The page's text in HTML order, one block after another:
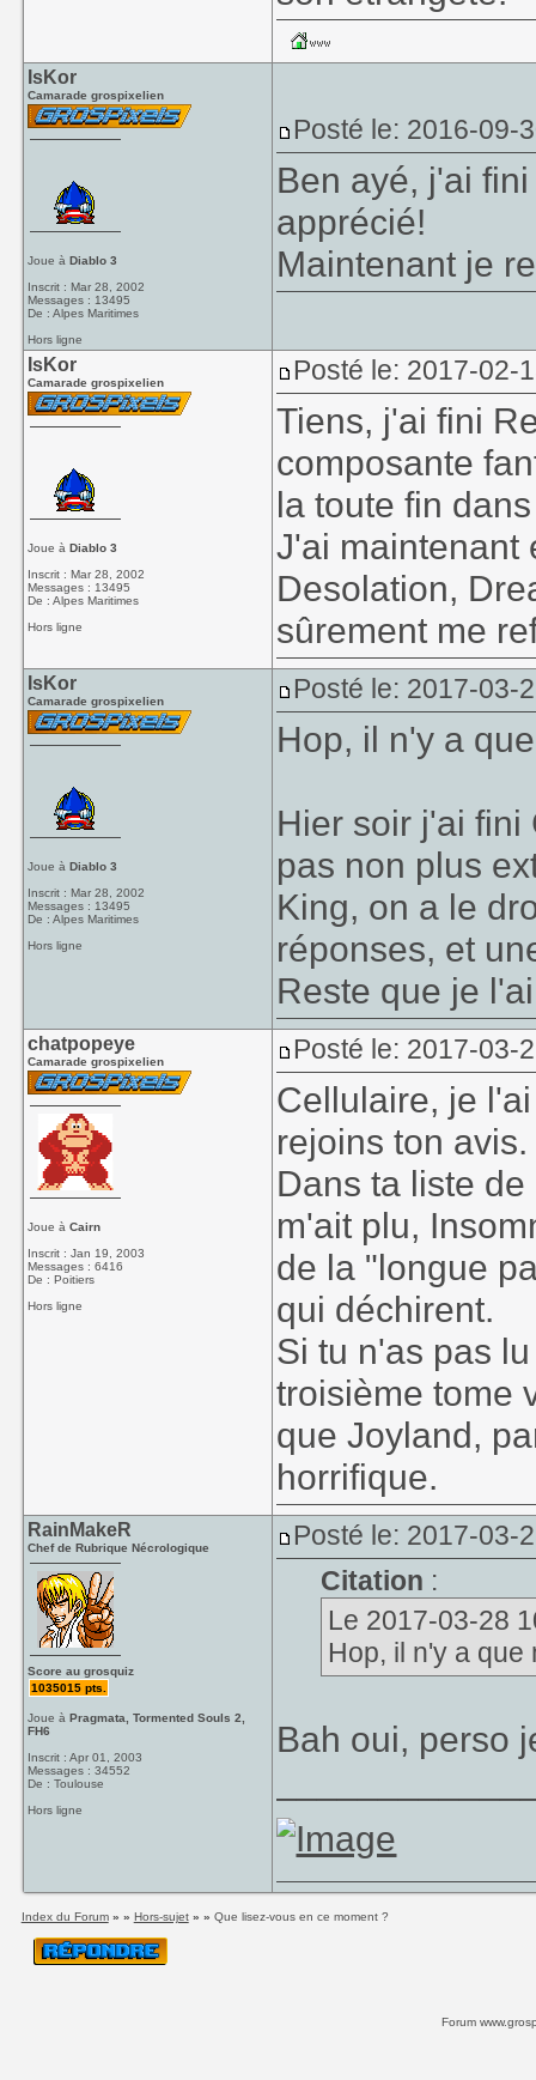
IsKor
Camarade grospixelien
Joue àDiablo 3
Inscrit : Mar 28, 2002
Messages : 13495
De : Alpes Maritimes
Hors ligne
Posté le: 2016-09-
Ben ayé, j'ai
apprécié!
Maintenant je
IsKor
Camarade grospixelien
Joue àDiablo 3
Inscrit : Mar 28, 2002
Messages : 13495
De : Alpes Maritimes
Hors ligne
Posté le: 2017-02-
Tiens, j'ai fini
composante
la toute fin
J'ai maintenant
Desolation,
sûrement me
IsKor
Camarade grospixelien
Joue àDiablo 3
Inscrit : Mar 28, 2002
Messages : 13495
De : Alpes Maritimes
Hors ligne
Posté le: 2017-03-
Hop, il n'y a
Hier soir j'ai fini
pas non plus
King, on a le
réponses, et
Reste que je
chatpopeye
Camarade grospixelien
Joue àCairn
Inscrit : Jan 19, 2003
Messages : 6416
De : Poitiers
Hors ligne
Posté le: 2017-03-
Cellulaire, je
rejoins ton avis.
Dans ta liste
m'ait plu,
de la "longue
qui déchirent.
Si tu n'as pas
troisième tome
que Joyland,
horrifique.
RainMakeR
Chef de Rubrique Nécrologique
Score au grosquiz
1035015 pts.
Joue àPragmata, Tormented Souls 2,
FH6
Inscrit : Apr 01, 2003
Messages : 34552
De : Toulouse
Hors ligne
Posté le: 2017-03-
Citation :
Le 2017-03-28
Hop, il n'y a
Bah oui, perso
Index du Forum» » Hors-sujet» » Que lisez-vous en ce moment ?
Forum